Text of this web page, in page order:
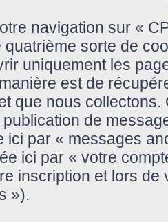
navigation sur «
quatrième sorte de
uniquement les
est de
que nous collectons.
de
ici par « messages
ici par « votre
inscription et lors
»).